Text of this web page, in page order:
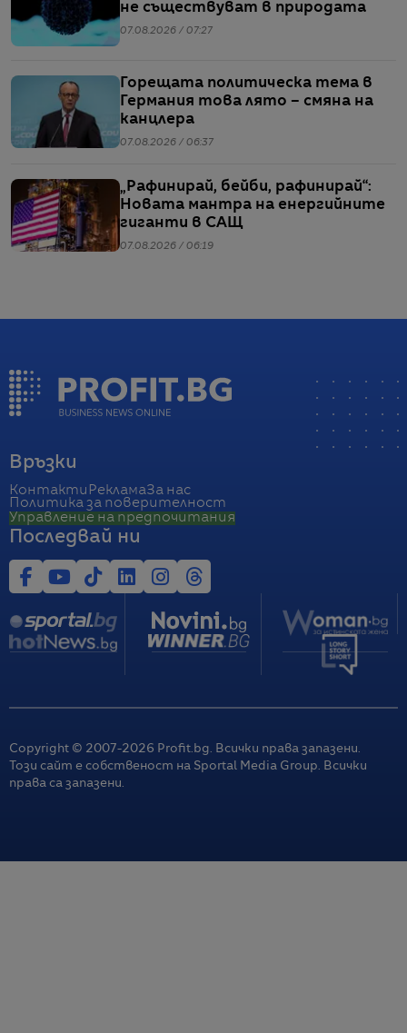
не съществуват в природата
07.08.2026 / 07:27
Горещата политическа тема в
Германия това лято – смяна на
канцлера
07.08.2026 / 06:37
„Рафинирай, бейби, рафинирай“:
Новата мантра на енергийните
гиганти в САЩ
07.08.2026 / 06:19
Връзки
Контакти РекламаЗа нас
Политика за поверителност
Управление на предпочитания
Последвай ни
Copyright © 2007-2026 Profit.bg. Всички права запазени.
Този сайт е собственост на Sportal Media Group. Всички
права са запазени.